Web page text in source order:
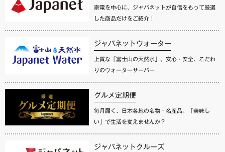
家電を中心に、ジャパネットが自信をもって厳選
した商品だけをご紹介！
ジャパネットウォーター
上質な「富士山の天然水」。安心・安全、こだわ
りのウォーターサーバー
グルメ定期便
毎月届く、日本各地の名物・名産品。「美味し
い」で生活を変えませんか？
ジャパネットクルーズ